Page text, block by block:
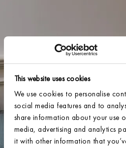
This website uses cookies
We use cookies to personalise
social media features and to
share information about your use
media, advertising and analytics
it with other information that